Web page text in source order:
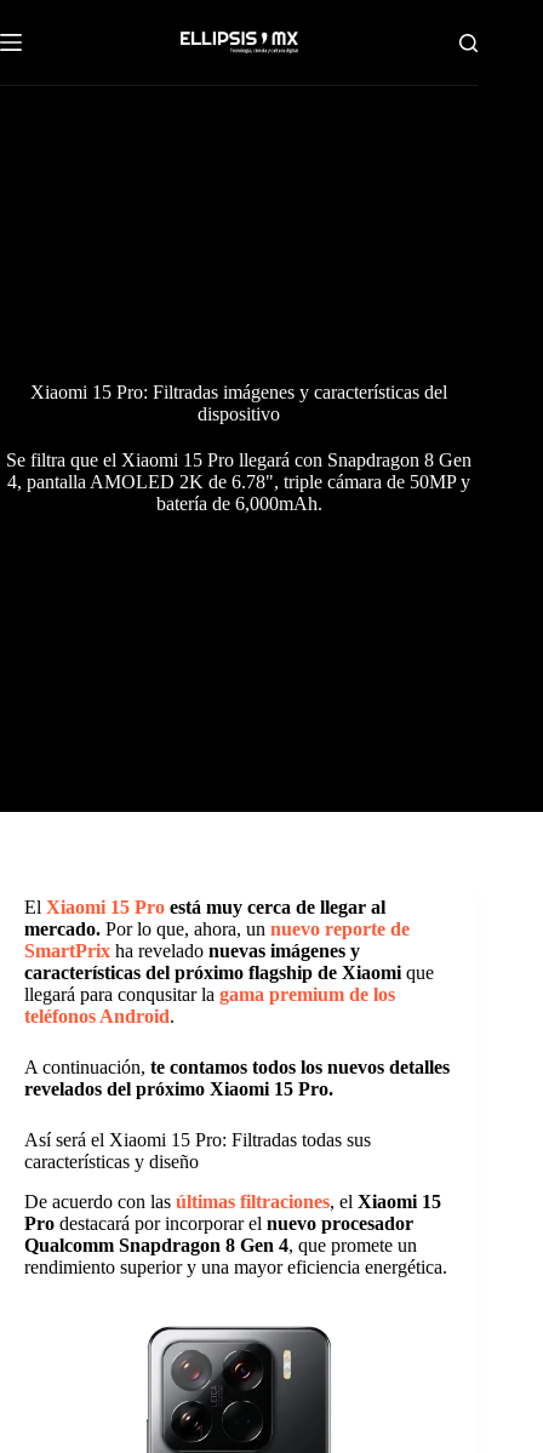
al
contenido
Xiaomi 15 Pro: Filtradas imágenes y características del
dispositivo
Se filtra que el Xiaomi 15 Pro llegará con Snapdragon 8 Gen
4, pantalla AMOLED 2K de 6.78", triple cámara de 50MP y
batería de 6,000mAh.
El Xiaomi 15 Pro está muy cerca de llegar al
mercado. Por lo que, ahora, un nuevo reporte de
SmartPrix ha revelado nuevas imágenes y
características del próximo flagship de Xiaomi que
llegará para conqusitar la gama premium de los
teléfonos Android.
A continuación, te contamos todos los nuevos detalles
revelados del próximo Xiaomi 15 Pro.
Así será el Xiaomi 15 Pro: Filtradas todas sus
características y diseño
De acuerdo con las últimas filtraciones, el Xiaomi 15
Pro destacará por incorporar el nuevo procesador
Qualcomm Snapdragon 8 Gen 4, que promete un
rendimiento superior y una mayor eficiencia energética.